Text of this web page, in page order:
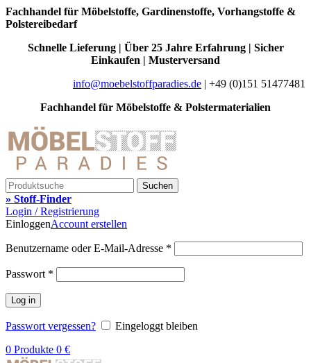
Fachhandel für Möbelstoffe, Gardinenstoffe, Vorhangstoffe &
Polstereibedarf
Schnelle Lieferung | Über 25 Jahre Erfahrung | Sicher
Einkaufen | Musterversand
info@moebelstoffparadies.de | +49 (0)151 51477481
Fachhandel für Möbelstoffe & Polstermaterialien
Suchen
» Stoff-Finder
Login / Registrierung
EinloggenAccount erstellen
Benutzername oder E-Mail-Adresse *
Passwort *
Log in
Passwort vergessen?
Eingeloggt bleiben
0 Produkte 0 €